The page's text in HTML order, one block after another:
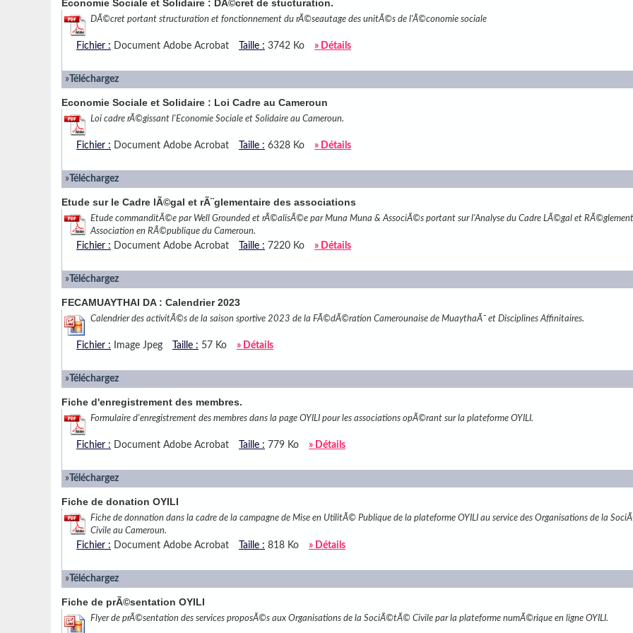
Economie Sociale et Solidaire : DÃ©cret de stucturation.
DÃ©cret portant structuration et fonctionnement du rÃ©seautage des unitÃ©s de l'Ã©conomie sociale
Fichier : Document Adobe Acrobat Taille : 3742 Ko » Détails
»Téléchargez
Economie Sociale et Solidaire : Loi Cadre au Cameroun
Loi cadre rÃ©gissant l'Economie Sociale et Solidaire au Cameroun.
Fichier : Document Adobe Acrobat Taille : 6328 Ko » Détails
»Téléchargez
Etude sur le Cadre lÃ©gal et rÃ¨glementaire des associations
Etude commanditÃ©e par Well Grounded et rÃ©alisÃ©e par Muna Muna & AssociÃ©s portant sur l'Analyse du Cadre LÃ©gal et
Association en RÃ©publique du Cameroun.
Fichier : Document Adobe Acrobat Taille : 7220 Ko » Détails
»Téléchargez
FECAMUAYTHAI DA : Calendrier 2023
Calendrier des activitÃ©s de la saison sportive 2023 de la FÃ©dÃ©ration Camerounaise de MuaythaÃ¯ et Disciplines Affinitaires.
Fichier : Image Jpeg Taille : 57 Ko » Détails
»Téléchargez
Fiche d'enregistrement des membres.
Formulaire d'enregistrement des membres dans la page OYILI pour les associations opÃ©rant sur la plateforme OYILI.
Fichier : Document Adobe Acrobat Taille : 779 Ko » Détails
»Téléchargez
Fiche de donation OYILI
Fiche de donnation dans la cadre de la campagne de Mise en UtilitÃ© Publique de la plateforme OYILI au service des Organisations de la
Civile au Cameroun.
Fichier : Document Adobe Acrobat Taille : 818 Ko » Détails
»Téléchargez
Fiche de prÃ©sentation OYILI
Flyer de prÃ©sentation des services proposÃ©s aux Organisations de la SociÃ©tÃ© Civile par la plateforme numÃ©rique en ligne OYILI.